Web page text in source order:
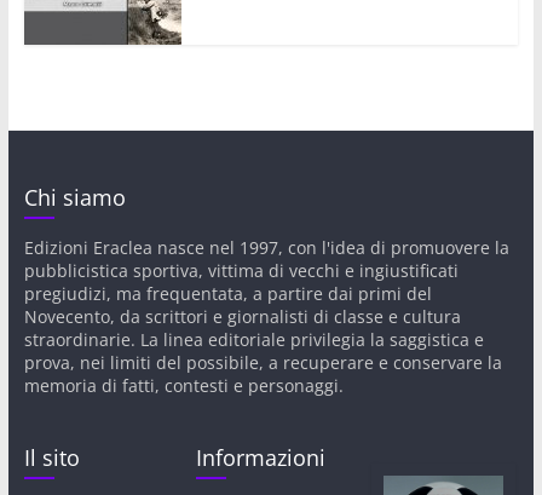
Chi siamo
Edizioni Eraclea nasce nel 1997, con l'idea di promuovere la
pubblicistica sportiva, vittima di vecchi e ingiustificati
pregiudizi, ma frequentata, a partire dai primi del
Novecento, da scrittori e giornalisti di classe e cultura
straordinarie. La linea editoriale privilegia la saggistica e
prova, nei limiti del possibile, a recuperare e conservare la
memoria di fatti, contesti e personaggi.
Il sito Informazioni